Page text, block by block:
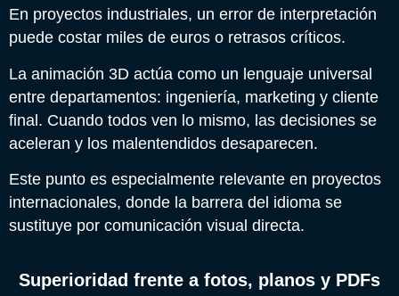
En proyectos industriales, un error de interpretación
puede costar miles de euros o retrasos críticos.
La animación 3D actúa como un lenguaje universal
entre departamentos: ingeniería, marketing y cliente
final. Cuando todos ven lo mismo, las decisiones se
aceleran y los malentendidos desaparecen.
Este punto es especialmente relevante en proyectos
internacionales, donde la barrera del idioma se
sustituye por comunicación visual directa.
Superioridad frente a fotos, planos y PDFs